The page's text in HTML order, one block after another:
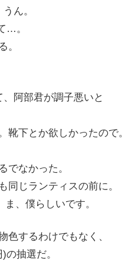
ん。
…。
。
阿部君が調子悪いと
靴下とか欲しかったので
でなかった。
同じランティスの前に。
、僕らしいです。
色するわけでもなく、
抽選だ。